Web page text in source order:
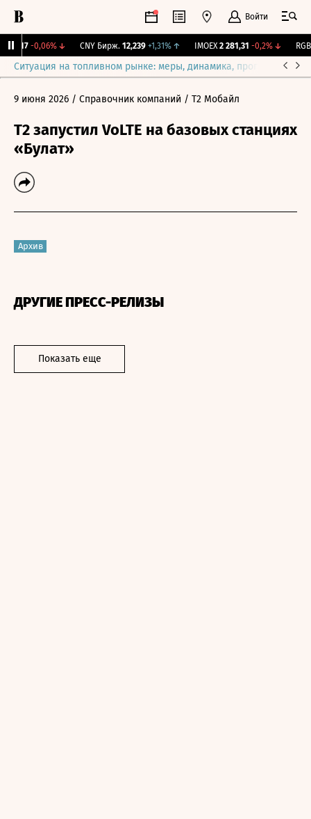
Войти
-0,06%↓ CNY Бирж. 12,239 +1,31% ↑ IMOEX 2 281,31 -0,2%↓
Ситуация на топливном рынке: меры, динамика, прогнозы
9 июня 2026 / Справочник компаний / Т2 Мобайл
Т2 запустил VoLTE на базовых станциях
«Булат»
Архив
ДРУГИЕ ПРЕСС-РЕЛИЗЫ
Показать еще